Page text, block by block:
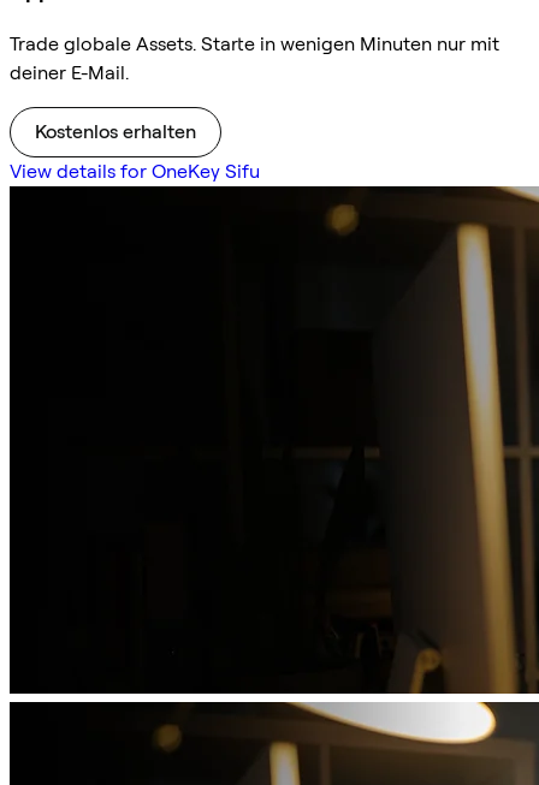
Trade globale Assets. Starte in wenigen Minuten nur mit
deiner E-Mail.
Kostenlos erhalten
View details for OneKey Sifu